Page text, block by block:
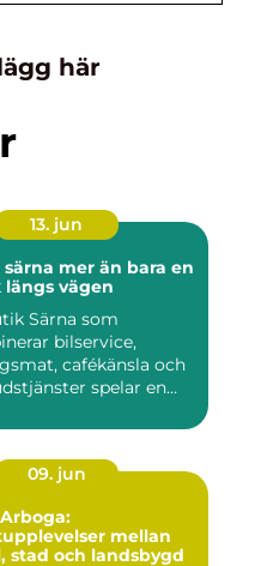
här
13. jun
än bara en
längs vägen
Särna som
bilservice,
cafékänsla och
spelar en
09. jun
mellan
stad och landsbygd